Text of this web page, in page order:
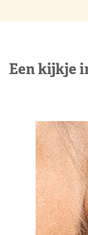
Een kijkje